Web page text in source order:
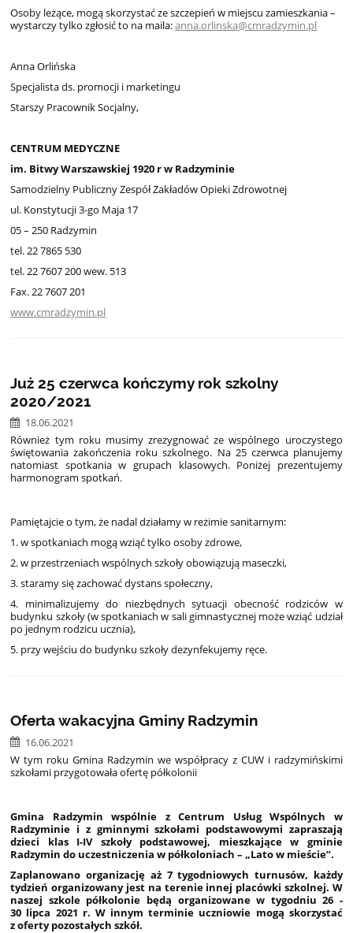
Osoby leżące, mogą skorzystać ze szczepień w miejscu zamieszkania –
wystarczy tylko zgłosić to na maila:anna.orlinska@cmradzymin.pl
Anna Orlińska
Specjalista ds. promocji i marketingu
Starszy Pracownik Socjalny,
CENTRUM MEDYCZNE
im. Bitwy Warszawskiej 1920 r w Radzyminie
Samodzielny Publiczny Zespół Zakładów Opieki Zdrowotnej
ul. Konstytucji 3-go Maja 17
05 – 250 Radzymin
tel. 22 7865 530
tel. 22 7607 200 wew. 513
Fax. 22 7607 201
www.cmradzymin.pl
Już 25 czerwca kończymy rok szkolny
2020/2021
18.06.2021
Również tym roku musimy zrezygnować ze wspólnego uroczystego
świętowania zakończenia roku szkolnego. Na 25 czerwca planujemy
natomiast spotkania w grupach klasowych. Poniżej prezentujemy
harmonogram spotkań.
Pamiętajcie o tym, że nadal działamy w reżimie sanitarnym:
1. w spotkaniach mogą wziąć tylko osoby zdrowe,
2. w przestrzeniach wspólnych szkoły obowiązują maseczki,
3. staramy się zachować dystans społeczny,
4. minimalizujemy do niezbędnych sytuacji obecność rodziców w
budynku szkoły (w spotkaniach w sali gimnastycznej może wziąć udział
po jednym rodzicu ucznia),
5. przy wejściu do budynku szkoły dezynfekujemy ręce.
Oferta wakacyjna Gminy Radzymin
16.06.2021
W tym roku Gmina Radzymin we współpracy z CUW i radzymińskimi
szkołami przygotowała ofertę półkolonii
Gmina Radzymin wspólnie z Centrum Usług Wspólnych w
Radzyminie i z gminnymi szkołami podstawowymi zapraszają
dzieci klas I-IV szkoły podstawowej, mieszkające w gminie
Radzymin do uczestniczenia w półkoloniach – „Lato w mieście”.
Zaplanowano organizację aż 7 tygodniowych turnusów, każdy
tydzień organizowany jest na terenie innej placówki szkolnej. W
naszej szkole półkolonie będą organizowane w tygodniu 26 -
30 lipca 2021 r. W innym terminie uczniowie mogą skorzystać
z oferty pozostałych szkół.